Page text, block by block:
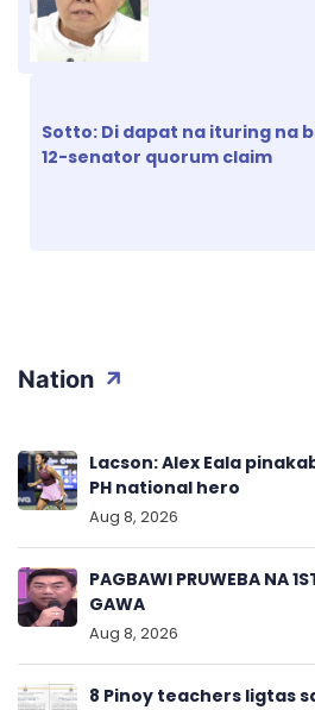
Sotto: Di dapat na ituring na
12-senator quorum claim
Nation
Lacson: Alex Eala
PH national hero
Aug 8, 2026
PAGBAWI PRUWEBA NA
GAWA
Aug 8, 2026
8 Pinoy teachers ligtas